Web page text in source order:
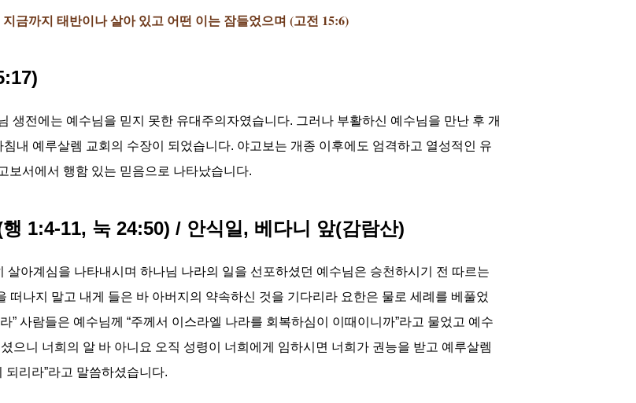
금까지 태반이나 살아 있고 어떤 이는 잠들었으며 (고전 15:6)
생전에는 예수님을 믿지 못한 유대주의자였습니다. 그러나 부활하신 예수님을 만난 후 개
내 예루살렘 교회의 수장이 되었습니다. 야고보는 개종 이후에도 엄격하고 열성적인 유
보서에서 행함 있는 믿음으로 나타났습니다.
1:4-11, 눅 24:50) / 안식일, 베다니 앞(감람산)
아계심을 나타내시며 하나님 나라의 일을 선포하셨던 예수님은 승천하시기 전 따르는
떠나지 말고 내게 들은 바 아버지의 약속하신 것을 기다리라 요한은 물로 세례를 베풀었
” 사람들은 예수님께 “주께서 이스라엘 나라를 회복하심이 이때이니까”라고 물었고 예수
으니 너희의 알 바 아니요 오직 성령이 너희에게 임하시면 너희가 권능을 받고 예루살렘
리라”라고 말씀하셨습니다.